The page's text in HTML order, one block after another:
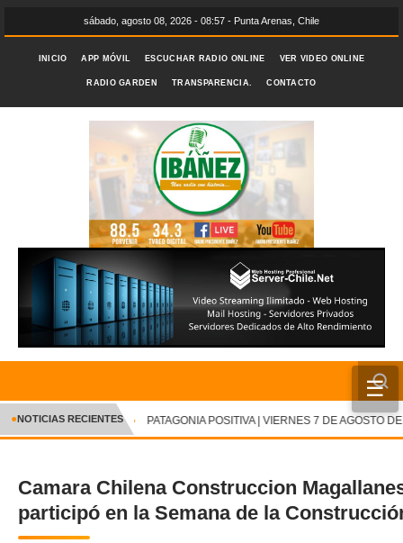
sábado, agosto 08, 2026 - 08:57 - Punta Arenas, Chile
INICIO APP MÓVIL ESCUCHAR RADIO ONLINE VER VIDEO ONLINE
RADIO GARDEN TRANSPARENCIA. CONTACTO
☰
INICIO
CRÓNICA
DEPORTES
ENTRETENIMIENTO Y CULTURA
✕
●NOTICIAS RECIENTES PATAGONIA POSITIVA | VIERNES 7 DE AGOSTO DE
Camara Chilena Construccion
participó en la Semana de la